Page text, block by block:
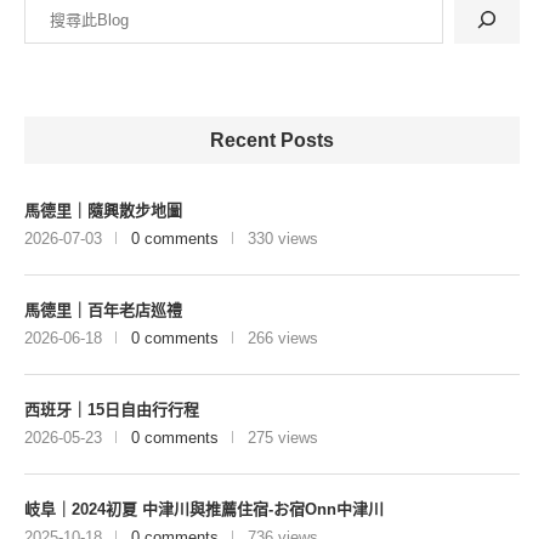
Recent Posts
馬德里｜隨興散步地圖
2026-07-03
0 comments 330 views
馬德里｜百年老店巡禮
2026-06-18
0 comments 266 views
西班牙｜15日自由行行程
2026-05-23
0 comments 275 views
岐阜｜2024初夏 中津川與推薦住宿-お宿Onn中津川